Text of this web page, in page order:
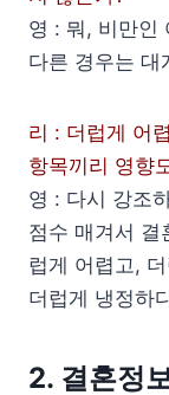
영 : 뭐, 비만
다른 경우는 대
리 : 더럽게 어
항목끼리 영향
영 : 다시 강조
점수 매겨서 결
럽게 어렵고,
더럽게 냉정하
2. 결혼정